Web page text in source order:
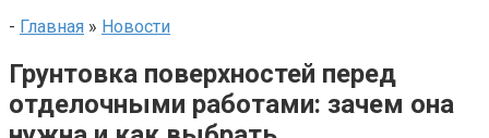
- Главная » Новости
Грунтовка поверхностей перед
отделочными работами: зачем она